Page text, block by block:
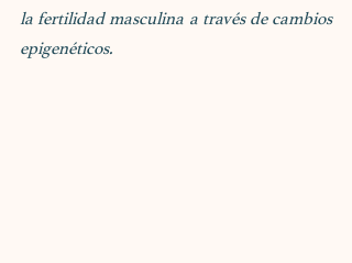
la fertilidad masculina a través de cambios
epigenéticos.